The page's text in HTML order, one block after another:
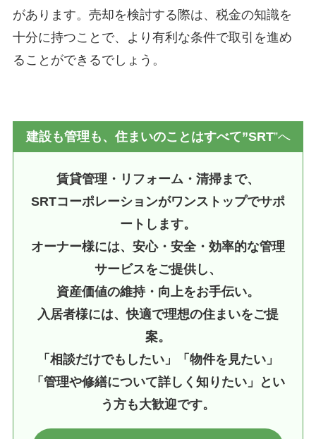
があります。売却を検討する際は、税金の知識を
十分に持つことで、より有利な条件で取引を進め
ることができるでしょう。
建設も管理も、住まいのことはすべて”SRT”へ
賃貸管理・リフォーム・清掃まで、
SRTコーポレーションがワンストップでサポ
ートします。
オーナー様には、安心・安全・効率的な管理
サービスをご提供し、
資産価値の維持・向上をお手伝い。
入居者様には、快適で理想の住まいをご提
案。
「相談だけでもしたい」「物件を見たい」
「管理や修繕について詳しく知りたい」とい
う方も大歓迎です。